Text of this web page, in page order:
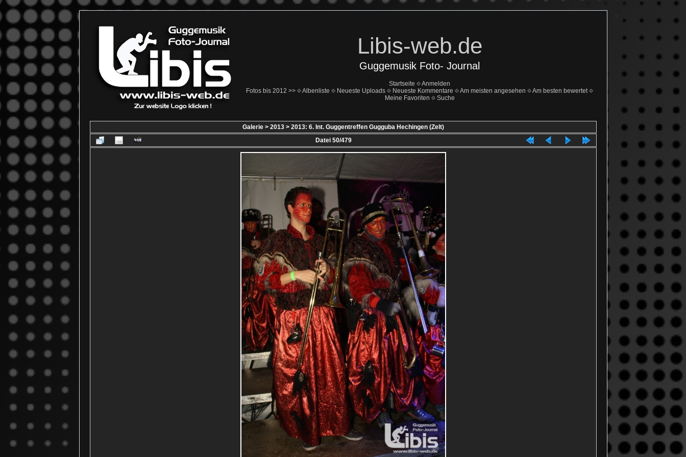
Libis-web.de
Guggemusik Foto- Journal
Startseite
Anmelden
Fotos bis 2012 >>
Albenliste Neueste Uploads Neueste Kommentare Am meisten angesehen
Am besten bewertet
Meine Favoriten
Suche
Galerie> 2013> 2013: 6. Int. Guggentreffen Gugguba Hechingen (Zelt)
Datei 50/479